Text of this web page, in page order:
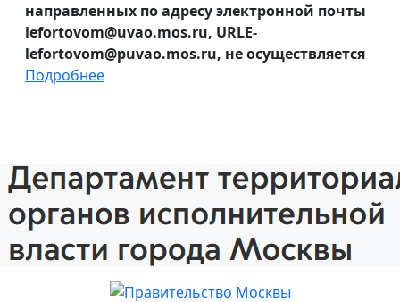
направленных по адресу электронной почты
lefortovom@uvao.mos.ru, URLE-
lefortovom@puvao.mos.ru, не осуществляется
Подробнее